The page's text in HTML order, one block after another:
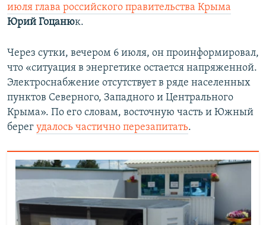
июля глава российского правительства Крыма
Юрий Гоцанюк.
Через сутки, вечером 6 июля, он проинформировал,
что «ситуация в энергетике остается напряженной.
Электроснабжение отсутствует в ряде населенных
пунктов Северного, Западного и Центрального
Крыма». По его словам, восточную часть и Южный
берег удалось частично перезапитать.